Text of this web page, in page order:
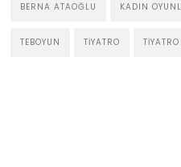
BERNA ATAOĞLU KADIN
TEBOYUN TIYATRO